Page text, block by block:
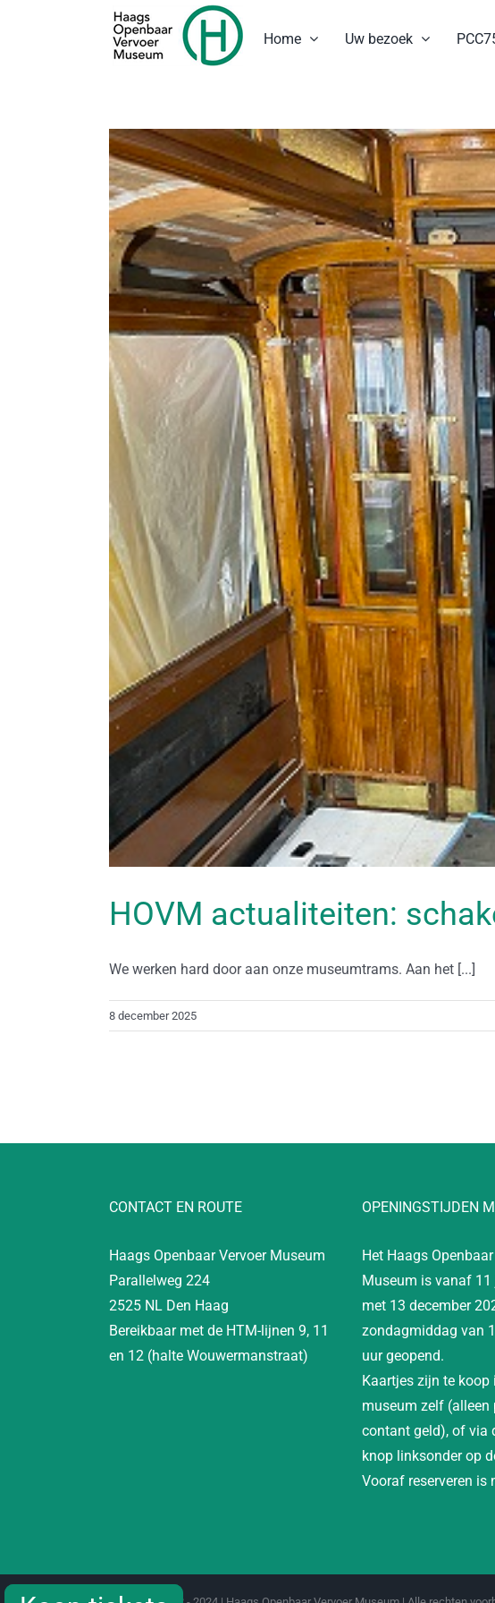
Home Uw bezoek
HOVM actualiteiten:
We werken hard door aan onze museumtrams. Aan het [...]
8 december 2025
CONTACT EN ROUTE
Haags Openbaar Vervoer Museum
Parallelweg 224
2525 NL Den Haag
Bereikbaar met de HTM-lijnen 9, 11
en 12 (halte Wouwermanstraat)
OPENINGSTIJDEN
Het Haags
Museum is vanaf
met 13 december
zondagmiddag van
uur geopend.
Kaartjes zijn te koop
museum zelf (alleen
contant geld), of via
knop linksonder op
Vooraf reserveren is